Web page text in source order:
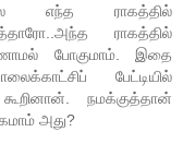
எந்த ராகத்தில்
ராகத்தில்
போகுமாம். இதை
பேட்டியில்
நமக்குத்தான்
அது?